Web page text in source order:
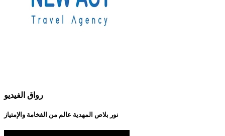
رواق الفيديو
نور بلاص المهدية عالم من الفخامة والإمتياز